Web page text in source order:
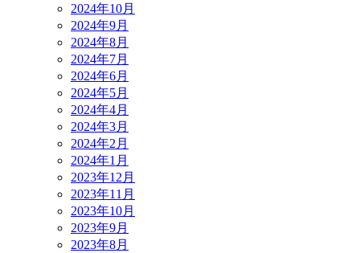
2024年10月
2024年9月
2024年8月
2024年7月
2024年6月
2024年5月
2024年4月
2024年3月
2024年2月
2024年1月
2023年12月
2023年11月
2023年10月
2023年9月
2023年8月